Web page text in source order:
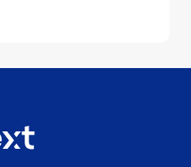
de precisie die jij